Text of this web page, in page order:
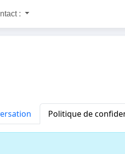
:
Politique de